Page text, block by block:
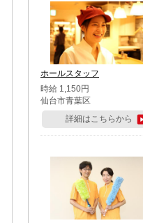
ホールスタッフ
時給 1,150円
仙台市青葉区
詳細はこちらから